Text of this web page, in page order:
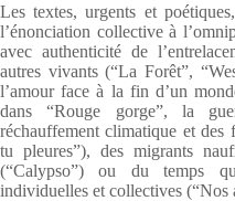
Les textes, urgents et
l’énonciation collective à
avec authenticité de
autres vivants (“La Forêt”,
l’amour face à la fin d’un
dans “Rouge gorge”, la
réchauffement climatique et des
tu pleures”), des migrants
(“Calypso”) ou du temps
individuelles et collectives (“Nos